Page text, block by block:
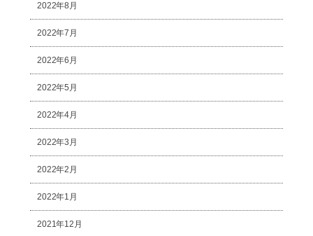
2022年8月
2022年7月
2022年6月
2022年5月
2022年4月
2022年3月
2022年2月
2022年1月
2021年12月